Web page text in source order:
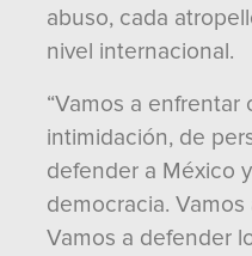
abuso, cada
nivel internacional.
“Vamos a
intimidación, de
defender a México
democracia.
Vamos a defender